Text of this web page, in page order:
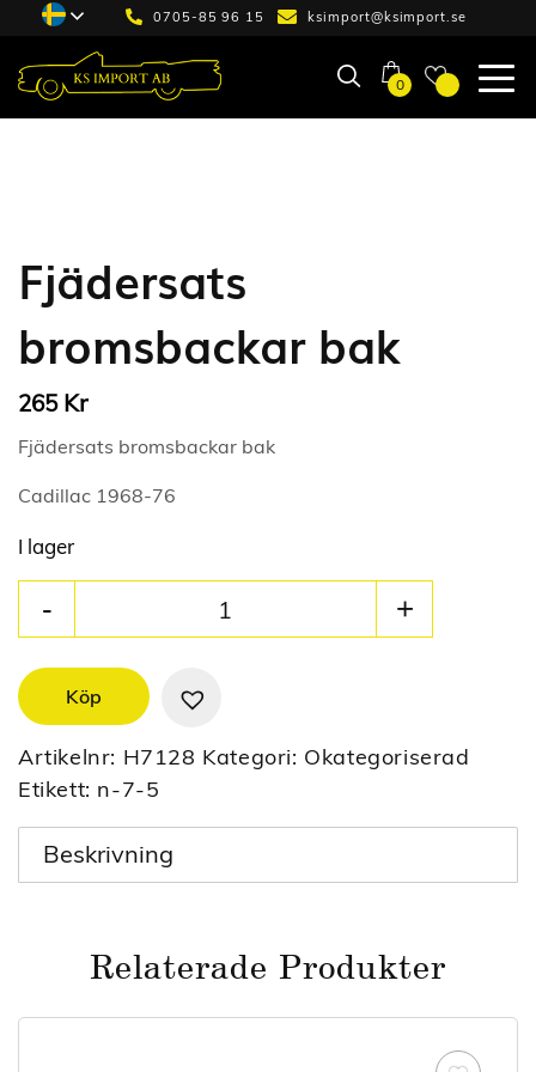
0705-85 96 15 ksimport@ksimport.se
0
Fjädersats
bromsbackar bak
265 Kr
Fjädersats bromsbackar bak
Cadillac 1968-76
I lager
Köp
Artikelnr: H7128 Kategori: Okategoriserad
Etikett: n-7-5
Beskrivning
Relaterade Produkter